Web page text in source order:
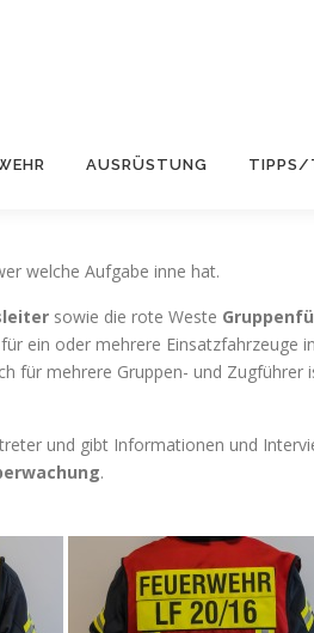
AUSRÜSTUNG TIPPS/
welche Aufgabe inne hat.
sowie die rote Weste
ein oder mehrere Einsatzfahrzeuge
für mehrere Gruppen- und Zugführer
und gibt Informationen und
.